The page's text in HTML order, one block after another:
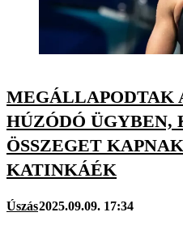
MEGÁLLAPODTAK
HÚZÓDÓ ÜGYBEN,
ÖSSZEGET
KATINKÁÉK
Úszás2025.09.09. 17:34